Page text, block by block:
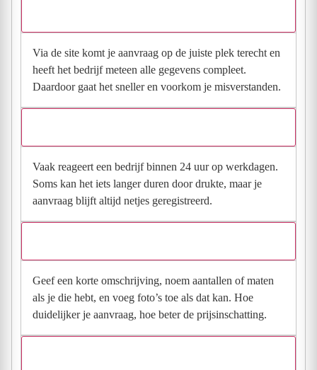
Via de site komt je aanvraag op de juiste plek terecht en
heeft het bedrijf meteen alle gegevens compleet.
Daardoor gaat het sneller en voorkom je misverstanden.
Vaak reageert een bedrijf binnen 24 uur op werkdagen.
Soms kan het iets langer duren door drukte, maar je
aanvraag blijft altijd netjes geregistreerd.
Geef een korte omschrijving, noem aantallen of maten
als je die hebt, en voeg foto’s toe als dat kan. Hoe
duidelijker je aanvraag, hoe beter de prijsinschatting.